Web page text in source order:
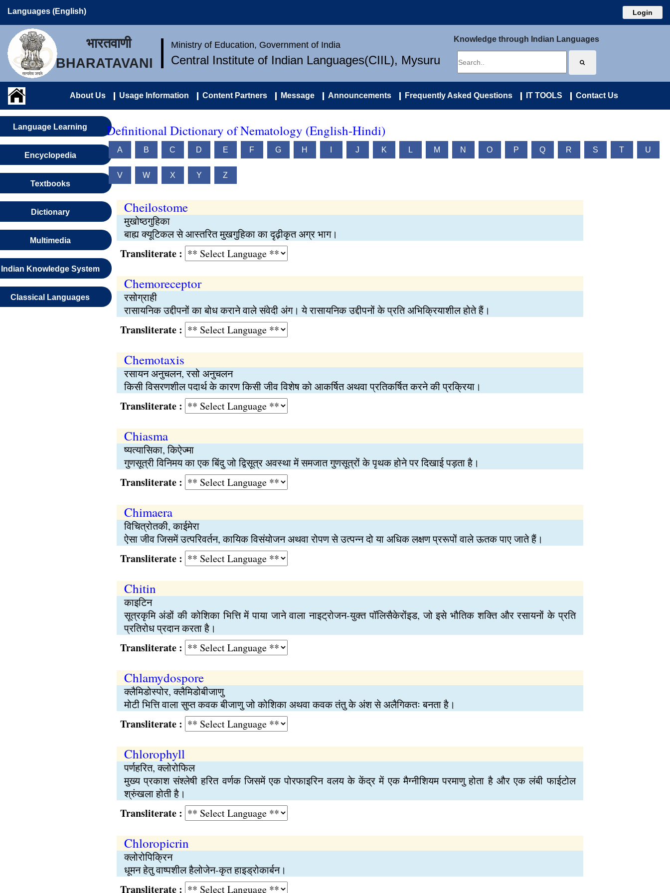
Languages (English) Login
भारतवाणी
BHARATAVANI
Ministry of Education, Government of India
Central Institute of Indian Languages(CIIL), Mysuru
Knowledge through Indian Languages
About Us Usage Information Content Partners Message Announcements Frequently Asked Questions IT TOOLS Contact Us
Language Learning
Encyclopedia
Textbooks
Dictionary
Multimedia
Indian Knowledge System
Classical Languages
Definitional Dictionary of Nematology (English-Hindi)
A B C D E F G H J K L M N O P Q R S T U
V W X Y Z
Cheilostome
मुखोष्ठगुहिका
बाह्य क्यूटिकल से आस्तरित मुखगुहिका का दृढ़ीकृत अग्र भाग।
Transliterate :
Chemoreceptor
रसोग्राही
रासायनिक उद्दीपनों का बोध कराने वाले संवेदी अंग। ये रासायनिक उद्दीपनों के प्रति अभिक्रियाशील होते हैं।
Transliterate :
Chemotaxis
रसायन अनुचलन, रसो अनुचलन
किसी विसरणशील पदार्थ के कारण किसी जीव विशेष को आकर्षित अथवा प्रतिकर्षित करने की प्रक्रिया।
Transliterate :
Chiasma
ष्यत्यासिका, किऐज्मा
गुणसूत्री विनिमय का एक बिंदु जो द्विसूत्र अवस्था में समजात गुणसूत्रों के पृथक होने पर दिखाई पड़ता है।
Transliterate :
Chimaera
विचित्रोतकी, काईमेरा
ऐसा जीव जिसमें उत्परिवर्तन, कायिक विसंयोजन अथवा रोपण से उत्पन्न दो या अधिक लक्षण प्ररूपों वाले ऊतक पाए जाते हैं।
Transliterate :
Chitin
काइटिन
सूत्रकृमि अंडों की कोशिका भित्ति में पाया जाने वाला नाइट्रोजन-युक्त पॉलिसैकेरोंइड, जो इसे भौतिक शक्ति और रसायनों के प्रति
प्रतिरोध प्रदान करता है।
Transliterate :
Chlamydospore
क्लैमिडोस्पोर, क्लैमिडोबीजाणु
मोटी भित्ति वाला सुप्त कवक बीजाणु जो कोशिका अथवा कवक तंतु के अंश से अलैगिकतः बनता है।
Transliterate :
Chlorophyll
पर्णहरित, क्लोरोफिल
मुख्य प्रकाश संश्लेषी हरित वर्णक जिसमें एक पोरफाइरिन वलय के केंद्र में एक मैग्नीशियम परमाणु होता है और एक लंबी फाईटोल
श्रुंखला होती है।
Transliterate :
Chloropicrin
क्लोरोपिक्रिन
धूमन हेतु वाष्पशील हैलोजेन-कृत हाइड्रोकार्बन।
Transliterate :